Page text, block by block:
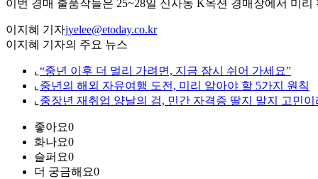
이번 경매 출품작들은 25~28일 신사동 K옥션 경매장에서 미리
이지혜 기자jyelee@etoday.co.kr
이지혜 기자의 주요 뉴스
⌞ “중년 이후 더 멀리 가려면, 지금 잠시 쉬어 가세요”
⌞ 중년의 해외 자유여행 도전, 미리 알아야 할 5가지 원칙
⌞ 중장년 재취업 양날의 검, 민간 자격증 딸지 말지 고민이
좋아요0
화나요0
슬퍼요0
더 궁금해요0